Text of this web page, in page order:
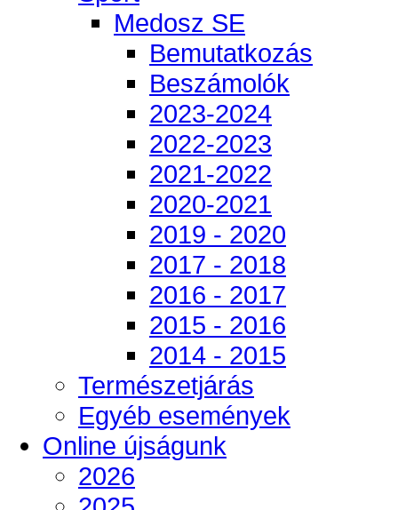
Medosz SE
Bemutatkozás
Beszámolók
2023-2024
2022-2023
2021-2022
2020-2021
2019 - 2020
2017 - 2018
2016 - 2017
2015 - 2016
2014 - 2015
Természetjárás
Egyéb események
Online újságunk
2026